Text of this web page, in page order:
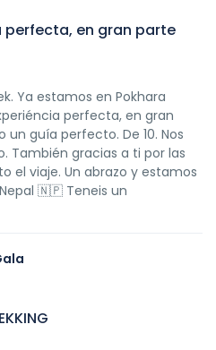
perfecta, en gran parte
Ya estamos en Pokhara
perfecta, en gran
un guía perfecto. De 10. Nos
También gracias a ti por las
el viaje. Un abrazo y estamos
🇳🇵 Teneis un